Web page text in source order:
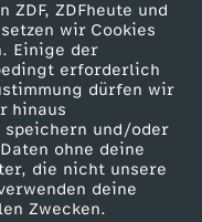
ZDF, ZDFheute und
wir Cookies
Einige der
erforderlich
dürfen wir
hinaus
und/oder
ohne deine
die nicht unsere
deine
Zwecken.
zum ZDF